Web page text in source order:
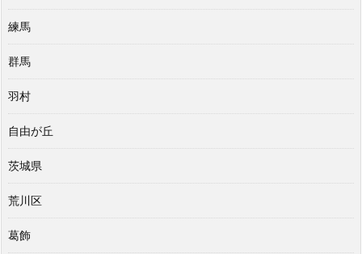
練馬
群馬
羽村
自由が丘
茨城県
荒川区
葛飾